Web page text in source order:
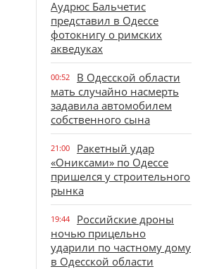
Аудрюс Бальчетис
представил в Одессе
фотокнигу о римских
акведуках
00:52
В Одесской области
мать случайно насмерть
задавила автомобилем
собственного сына
21:00
Ракетный удар
«Ониксами» по Одессе
пришелся у строительного
рынка
19:44
Российские дроны
ночью прицельно
ударили по частному дому
в Одесской области